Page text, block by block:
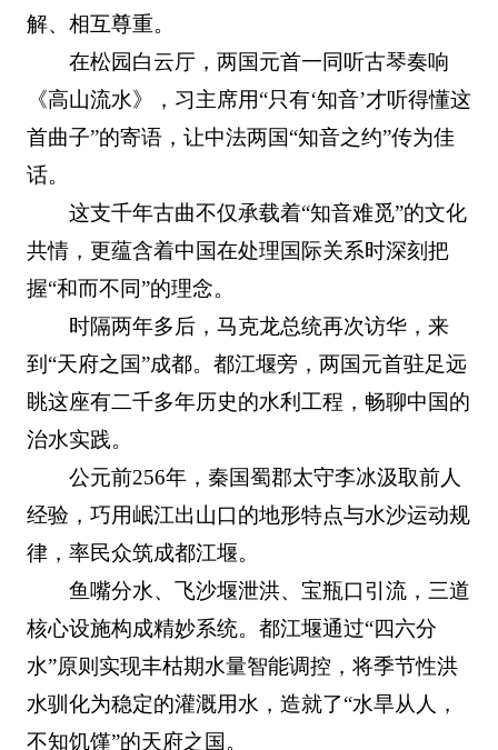
解、相互尊重。
在松园白云厅，两国元首一同听古琴奏响
《高山流水》，习主席用“只有‘知音’才听得懂这
首曲子”的寄语，让中法两国“知音之约”传为佳
话。
这支千年古曲不仅承载着“知音难觅”的文化
共情，更蕴含着中国在处理国际关系时深刻把
握“和而不同”的理念。
时隔两年多后，马克龙总统再次访华，来
到“天府之国”成都。都江堰旁，两国元首驻足远
眺这座有二千多年历史的水利工程，畅聊中国的
治水实践。
公元前256年，秦国蜀郡太守李冰汲取前人
经验，巧用岷江出山口的地形特点与水沙运动规
律，率民众筑成都江堰。
鱼嘴分水、飞沙堰泄洪、宝瓶口引流，三道
核心设施构成精妙系统。都江堰通过“四六分
水”原则实现丰枯期水量智能调控，将季节性洪
水驯化为稳定的灌溉用水，造就了“水旱从人，
不知饥馑”的天府之国。